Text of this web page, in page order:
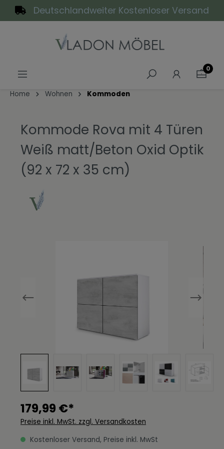
springenDeutschlandweiter Kostenloser Versand
0
Home Wohnen Kommoden
Kommode Rova mit 4 Türen
Weiß matt/Beton Oxid Optik
(92 x 72 x 35 cm)
179,99 €*
Preise inkl. MwSt. zzgl. Versandkosten
Kostenloser Versand, Preise inkl. MwSt